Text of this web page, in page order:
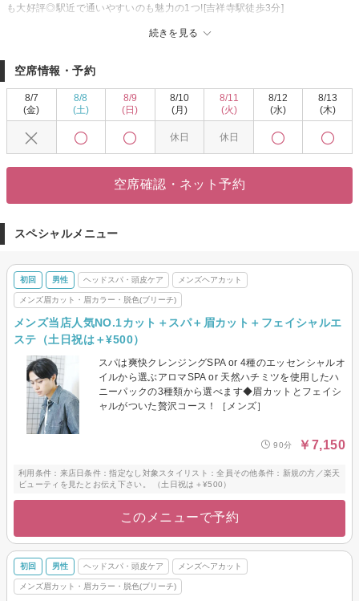
続きを見る
も大好評◎駅近で通いやすいのも魅力の1つ![吉祥寺駅徒歩3分]
イライト/メンズカラー/社会人ヘア/就活ヘア/吉祥寺メンズサロン/ダウンパー
マ/カルマパーマ/センター分け男子//ツイストスパイラルパーマ/スパイラルパ
ーマ/ツイストパーマ/波巻きパーマ/スペインカール/ブリーチ/ダブルカラー/ハ
ドカット/マッシュ//ウルフ/マッシュウルフ/スパイキーショート/ビジネス/ビジ
そり/お顔剃り/シェービング/床屋/ストレートパーマ/縮毛矯正]
空席情報・予約
8/7
(金)
8/8
(土)
8/9
(日)
8/10
(月)
休日
8/11
(火)
休日
8/12
(水)
8/13
(木)
空席確認・ネット予約
スペシャルメニュー
初回 男性 ヘッドスパ・頭皮ケア メンズヘアカット
メンズ眉カット・眉カラー・脱色(ブリーチ)
メンズ当店人気NO.1カット＋スパ＋眉カット＋フェイシャルエ
ステ（土日祝は＋¥500）
スパは爽快クレンジングSPA or 4種のエッセンシャルオ
イルから選ぶアロマSPA or 天然ハチミツを使用したハ
ニーパックの3種類から選べます◆眉カットとフェイシ
ャルがついた贅沢コース！［メンズ］
90分 ￥7,150
利用条件：来店日条件：指定なし対象スタイリスト：全員その他条件：新規の方／楽天
ビューティを見たとお伝え下さい。 （土日祝は＋¥500）
このメニューで予約
初回 男性 ヘッドスパ・頭皮ケア メンズヘアカット
メンズ眉カット・眉カラー・脱色(ブリーチ)